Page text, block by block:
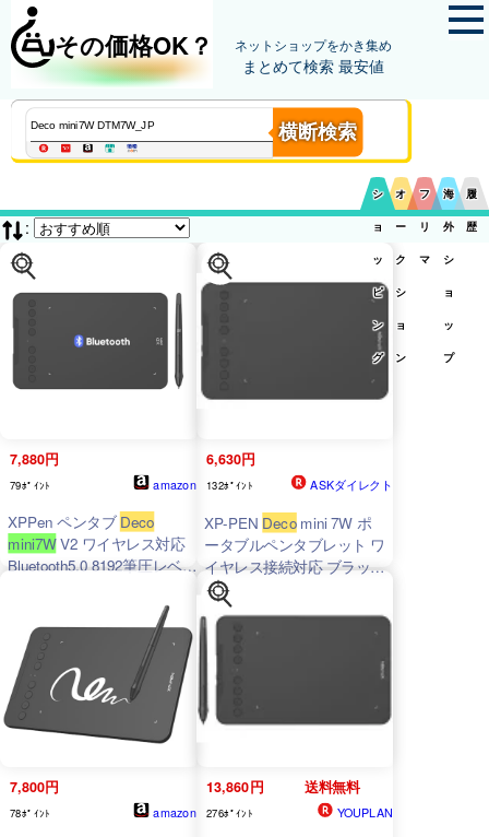
その価格OK？ ネットショップをかき集め
まとめて検索 最安値
横断検索
シ
ョ
ッ
ピ
ン
グ
オ
ー
ク
シ
ョ
ン
フ
リ
マ
海
外
シ
ョ
ッ
プ
履
歴
:
7,880円
79ﾎﾟｲﾝﾄ amazon
XPPen ペンタブ Deco
mini7WV2 ワイヤレス対応
Bluetooth5.0 8192筆圧レベル
Android/iOS/Windows/macOS
対応 コンパクト板タブ お絵
描き/オンライン授業
6,630円
132ﾎﾟｲﾝﾄ ASKダイレクト
XP-PEN Decomini 7W ポ
ータブルペンタブレット ワ
イヤレス接続対応 ブラック
（製品保証18か月モデル）
｜DTM7W_JP
7,800円
78ﾎﾟｲﾝﾄ amazon
13,860円 送料無料
276ﾎﾟｲﾝﾄ YOUPLAN